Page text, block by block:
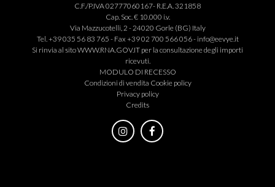
C.F./P.IVA 02777060167- R.E.A. 321858
Cap. Soc. € 10.000 i.v.
Via Mazzucotelli, 2 - 24020 Gorle (BG) Italy
Tel. +39 035 56 83 765 - Fax +39 02 700 566 056 - info@eevye.it
Si rinvia al sitoWWW.RNA.GOV.IT per la consultazione degli importi
ricevuti.
MODULO DI RECESSO
Condizioni di vendita Cookie policy
Privacy policy
Credits